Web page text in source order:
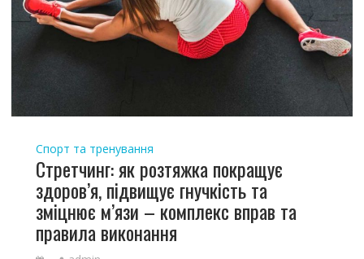
Спорт та тренування
Стретчинг: як розтяжка покращує
здоров’я, підвищує гнучкість та
зміцнює м’язи – комплекс вправ та
правила виконання